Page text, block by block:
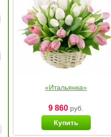
«Итальянка»
9 860 руб.
Купить